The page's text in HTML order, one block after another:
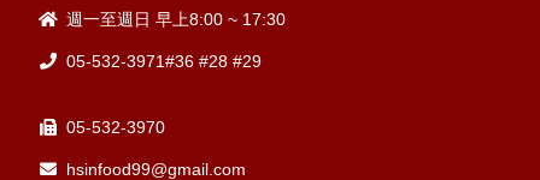
週一至週日 早上8:00 ~ 17:30
05-532-3971#36 #28 #29
05-532-3970
hsinfood99@gmail.com